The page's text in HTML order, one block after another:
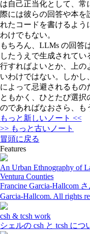
は自己正当化として、常
際には彼らの回答や本
れたコードを書けるよう
わけでもない。
もちろん、LLMs の回答
したうえで生成されて
行すればよいとか、上の
いわけではない。しかし
によって忌避されるもの
ともかく、ひとたび選
のであればなおさら、も
もっと新しいノート <<
>> もっと古いノート
冒頭に戻る
Features
An Urban Ethnography of
Ventura Counties
Francine Garcia-Hallcom
Garcia-Hallcom. All rights
csh & tcsh work
シェルの csh と tcsh につ